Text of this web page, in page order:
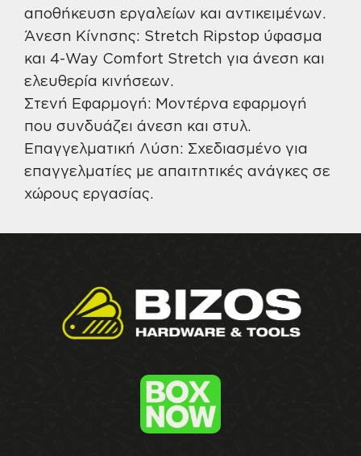
αποθήκευση εργαλείων και αντικειμένων.
Άνεση Κίνησης: Stretch Ripstop ύφασμα
και 4-Way Comfort Stretch για άνεση και
ελευθερία κινήσεων.
Στενή Εφαρμογή: Μοντέρνα εφαρμογή
που συνδυάζει άνεση και στυλ.
Επαγγελματική Λύση: Σχεδιασμένο για
επαγγελματίες με απαιτητικές ανάγκες σε
χώρους εργασίας.